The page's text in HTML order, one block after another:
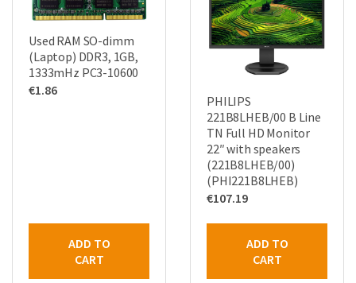
Used RAM SO-dimm
(Laptop) DDR3, 1GB,
1333mHz PC3-10600
€1.86
ADD TO
CART
PHILIPS
221B8LHEB/00 B Line
TN Full HD Monitor
22″ with speakers
(221B8LHEB/00)
(PHI221B8LHEB)
€107.19
ADD TO
CART